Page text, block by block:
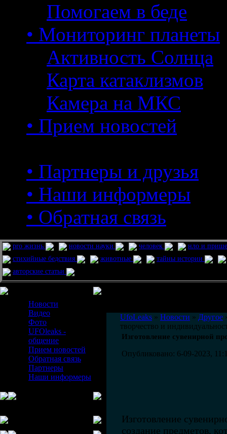
Помогаем в беде
• Мониторинг планеты
Активность Солнца
Карта катаклизмов
Камера на МКС
• Прием новостей
• Партнеры и друзья
• Наши информеры
• Обратная связь
pro жизнь новости науки человек
нло и
стихийные бедствия
животные
тайны истории
авторские статьи
Новости
Видео
Фото
UFOleaks -
общение
Прием новостей
Обратная связь
Партнеры
Наши информеры
UfoLeaks » Новости » Другое
творчество и
Изготовление сувенирной
Опубликовано: 6-09-2023,
Изготовление
создание предметов,